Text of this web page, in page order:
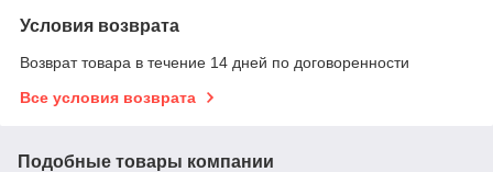
Условия возврата
Возврат товара в течение 14 дней по договоренности
Все условия возврата
Подобные товары компании